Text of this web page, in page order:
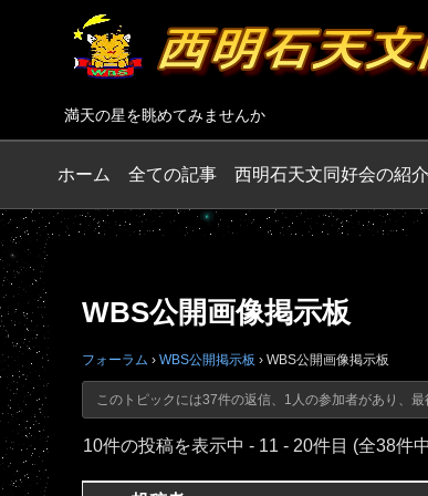
満天の星を眺めてみませんか
ホーム 全ての記事 西明石天文同好会の紹介
WBS公開画像掲示板
フォーラム › WBS公開掲示板 › WBS公開画像掲示板
このトピックには37件の返信、1人の参加者があり、最
10件の投稿を表示中 - 11 - 20件目 (全38件